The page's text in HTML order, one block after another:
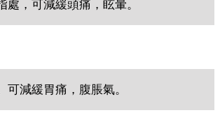
處，可減緩頭痛，眩暈。
可減緩胃痛，腹脹氣。